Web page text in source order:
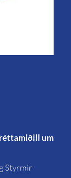
um
Styrmir